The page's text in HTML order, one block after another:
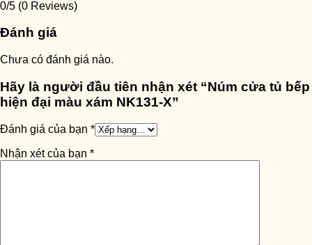
0/5 (0 Reviews)
Đánh giá
Chưa có đánh giá nào.
Hãy là người đầu tiên nhận xét “Núm cửa tủ bếp
hiện đại màu xám NK131-X”
Đánh giá của bạn *
Nhận xét của bạn *